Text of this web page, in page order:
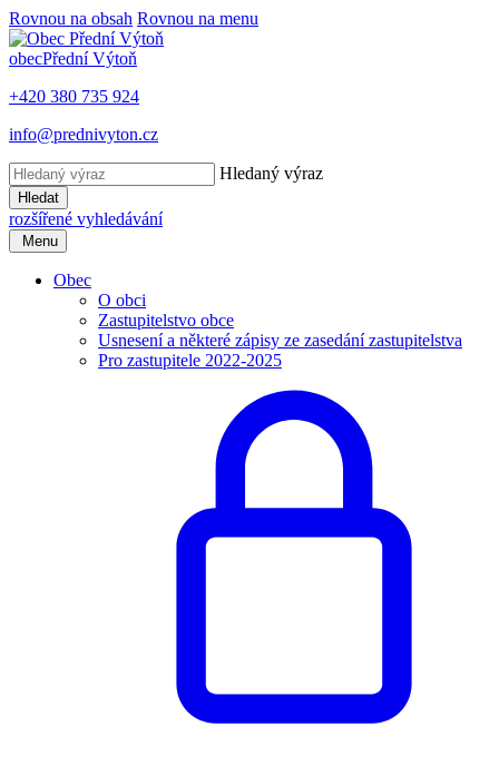
Rovnou na obsah Rovnou na menu
obecPřední Výtoň
+420 380 735 924
info@prednivyton.cz
Hledaný výraz
Hledat
rozšířené vyhledávání
Menu
Obec
O obci
Zastupitelstvo obce
Usnesení a některé zápisy ze zasedání zastupitelstva
Pro zastupitele 2022-2025